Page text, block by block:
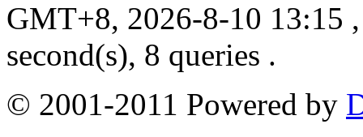
GMT+8, 2026-8-10 13:15
second(s), 8 queries .
© 2001-2011 Powered by